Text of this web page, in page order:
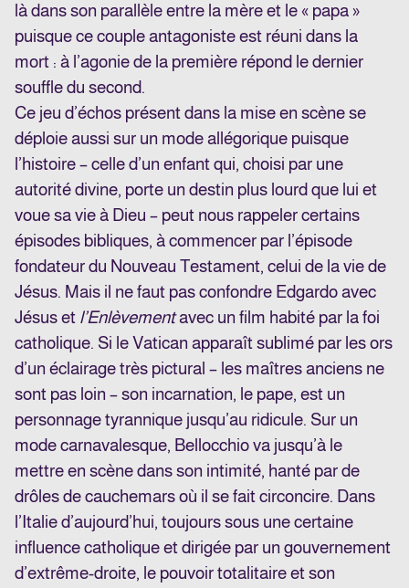
là dans son parallèle entre la mère et le « papa »
puisque ce couple antagoniste est réuni dans la
mort : à l’agonie de la première répond le dernier
souffle du second.
Ce jeu d’échos présent dans la mise en scène se
déploie aussi sur un mode allégorique puisque
l’histoire – celle d’un enfant qui, choisi par une
autorité divine, porte un destin plus lourd que lui et
voue sa vie à Dieu – peut nous rappeler certains
épisodes bibliques, à commencer par l’épisode
fondateur du Nouveau Testament, celui de la vie de
Jésus. Mais il ne faut pas confondre Edgardo avec
Jésus et l’Enlèvementavec un film habité par la foi
catholique. Si le Vatican apparaît sublimé par les ors
d’un éclairage très pictural – les maîtres anciens ne
sont pas loin – son incarnation, le pape, est un
personnage tyrannique jusqu’au ridicule. Sur un
mode carnavalesque, Bellocchio va jusqu’à le
mettre en scène dans son intimité, hanté par de
drôles de cauchemars où il se fait circoncire. Dans
l’Italie d’aujourd’hui, toujours sous une certaine
influence catholique et dirigée par un gouvernement
d’extrême-droite, le pouvoir totalitaire et son